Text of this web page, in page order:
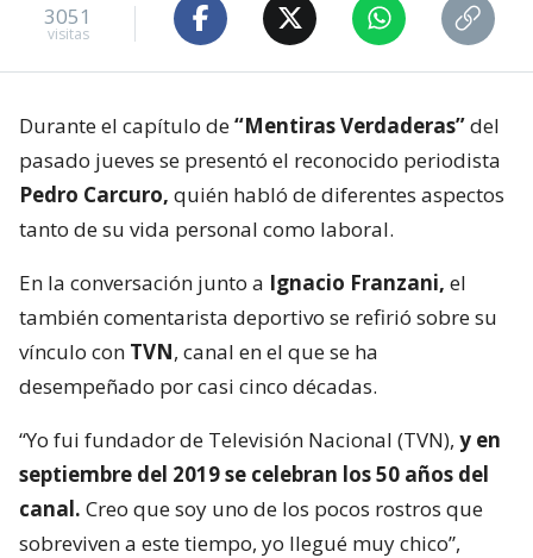
3051
visitas
Durante el capítulo de“Mentiras Verdaderas”del
pasado jueves se presentó el reconocido periodista
Pedro Carcuro, quién habló de diferentes aspectos
tanto de su vida personal como laboral.
En la conversación junto a Ignacio Franzani, el
también comentarista deportivo se refirió sobre su
vínculo con TVN, canal en el que se ha
desempeñado por casi cinco décadas.
“Yo fui fundador de Televisión Nacional (TVN), y en
septiembre del 2019 se celebran los 50 años del
canal. Creo que soy uno de los pocos rostros que
sobreviven a este tiempo, yo llegué muy chico”,